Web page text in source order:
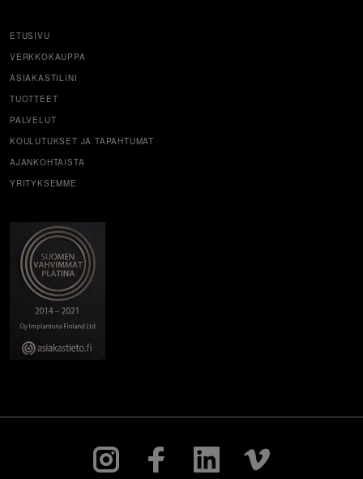
ETUSIVU
VERKKOKAUPPA
ASIAKASTILINI
TUOTTEET
PALVELUT
KOULUTUKSET JA TAPAHTUMAT
AJANKOHTAISTA
YRITYKSEMME